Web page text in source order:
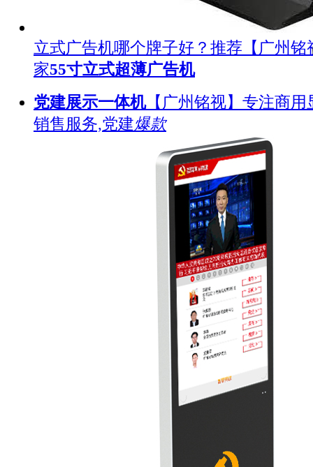
立式广告机哪个牌子好？推荐【广州铭
家55寸立式超薄广告机
党建展示一体机【广州铭视】专注商用
销售服务,党建爆款